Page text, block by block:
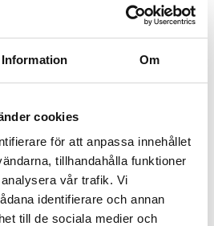
Information Om
cookies
för att anpassa innehållet
tillhandahålla funktioner
vår trafik. Vi
identifierare och annan
till de sociala medier och
Breezy solsufflett